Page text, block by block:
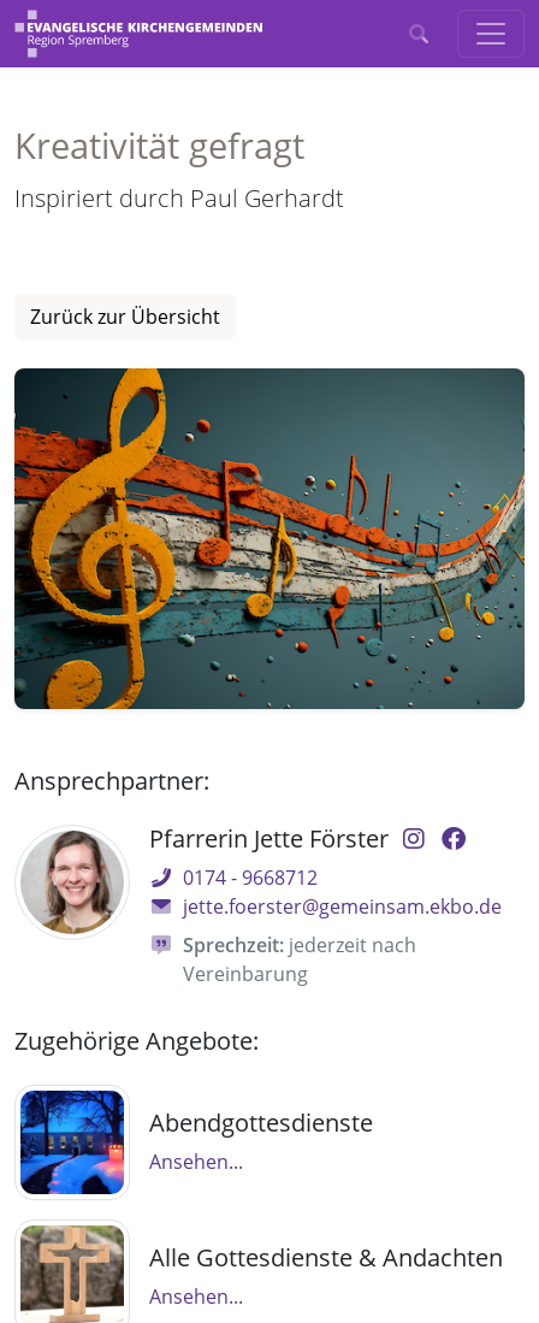
Kreativität gefragt
Inspiriert durch Paul Gerhardt
Zurück zur Übersicht
Ansprechpartner:
Pfarrerin Jette Förster
0174 - 9668712
jette.foerster@gemeinsam.ekbo.de
Sprechzeit: jederzeit nach
Vereinbarung
Zugehörige Angebote:
Abendgottesdienste
Ansehen...
Alle Gottesdienste & Andachten
Ansehen...